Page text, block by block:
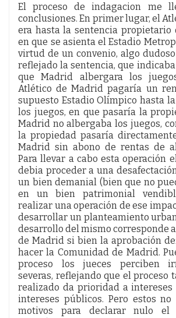
El proceso de indagacion me
conclusiones. En primer lugar, el
era hasta la sentencia propietario
en que se asienta el Estadio
virtud de un convenio, algo
reflejado la sentencia, que indicaba
que Madrid albergara los
Atlético de Madrid pagaría un
supuesto Estadio Olímpico hasta
los juegos, en que pasaría la
Madrid no albergaba los juegos,
la propiedad pasaría
Madrid sin abono de rentas de
Para llevar a cabo esta operación
debia proceder a una
un bien demanial (bien que no
en un bien patrimonial
realizar una operación de ese
desarrollar un planteamiento
desarrollo del mismo corresponde
de Madrid si bien la aprobación
hacer la Comunidad de Madrid.
proceso los jueces perciben
severas, reflejando que el proceso
realizado da prioridad a intereses
intereses públicos. Pero estos
motivos para declarar nulo el